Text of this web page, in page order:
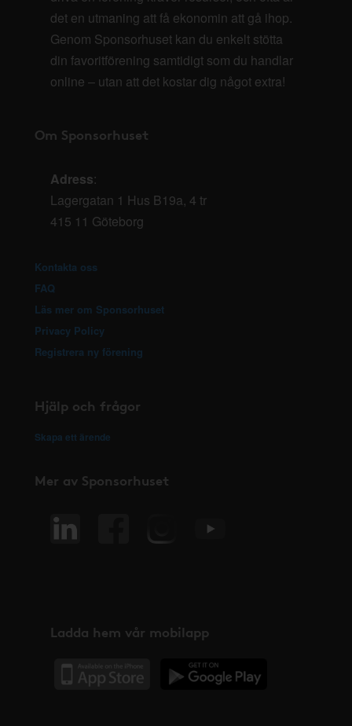
det en utmaning att få ekonomin att gå ihop.
Genom Sponsorhuset kan du enkelt stötta
din favoritförening samtidigt som du handlar
online – utan att det kostar dig något extra!
Om Sponsorhuset
Adress:
Lagergatan 1 Hus B19a, 4 tr
415 11 Göteborg
Kontakta oss
FAQ
Läs mer om Sponsorhuset
Privacy Policy
Registrera ny förening
Hjälp och frågor
Skapa ett ärende
Mer av Sponsorhuset
Ladda hem vår mobilapp